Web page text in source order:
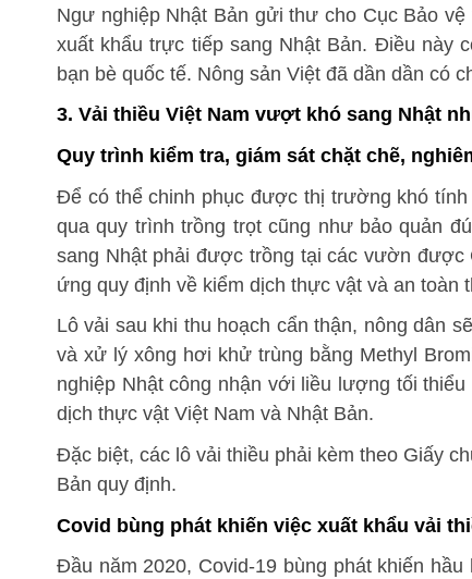
Ngư nghiệp Nhật Bản gửi thư cho Cục Bảo
xuất khẩu trực tiếp sang Nhật Bản. Điều này
bạn bè quốc tế. Nông sản Việt đã dần dần có
3. Vải thiều Việt Nam vượt khó sang Nhật
Quy trình kiểm tra, giám sát chặt chẽ,
Để có thể chinh phục được thị trường khó
qua quy trình trồng trọt cũng như bảo quản
sang Nhật phải được trồng tại các vườn được
ứng quy định về kiểm dịch thực vật và an toàn
Lô vải sau khi thu hoạch cẩn thận, nông dân
và xử lý xông hơi khử trùng bằng Methyl
nghiệp Nhật công nhận với liều lượng tối
dịch thực vật Việt Nam và Nhật Bản.
Đặc biệt, các lô vải thiều phải kèm theo Giấy
Bản quy định.
Covid bùng phát khiến việc xuất khẩu vải
Đầu năm 2020, Covid-19 bùng phát khiến